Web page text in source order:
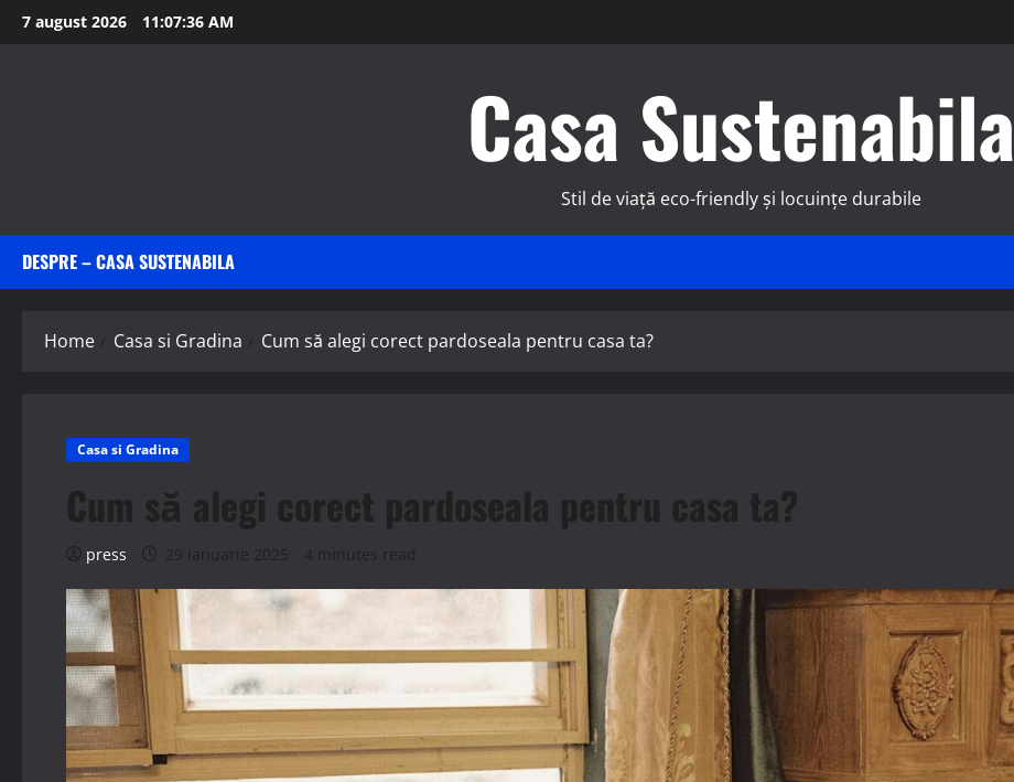
Skip
to
7 august 2026 11:07:37 AM
Casa Sustenabila
Stil de viață eco-friendly și locuințe durabile
DESPRE – CASA SUSTENABILA
Home Casa si Gradina Cum să alegi corect pardoseala pentru casa ta?
Casa si Gradina
Cum să alegi corect pardoseala pentru casa ta?
press 29 ianuarie 2025 4 minutes read